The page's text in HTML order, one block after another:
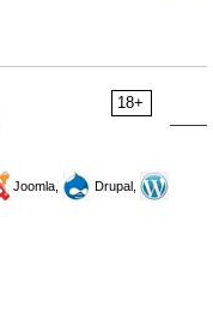
18+
Joomla,
Drupal,